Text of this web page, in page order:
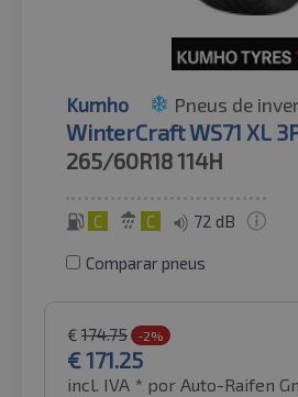
Kumho Pneus de
WinterCraft WS71 XL
265/60R18114H
C C 72 dB
Comparar pneus
€ 174.75 -2%
€171.25
incl. IVA * por Auto-Raifen